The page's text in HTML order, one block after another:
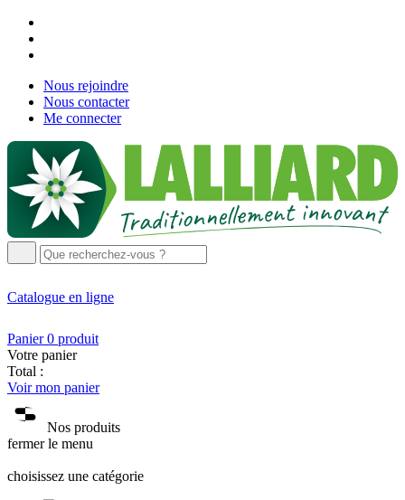
Nous rejoindre
Nous contacter
Me connecter
Catalogue en ligne
Panier 0 produit
Votre panier
Total :
Voir mon panier
Nos produits
fermer le menu
choisissez une catégorie